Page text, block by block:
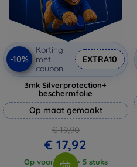
-10%
Korting
met
coupon
EXTRA10
3mk Silverprotection+
beschermfolie
Op maat gemaakt
€ 19,90
€ 17,92
Op voorraad: > 5 stuks